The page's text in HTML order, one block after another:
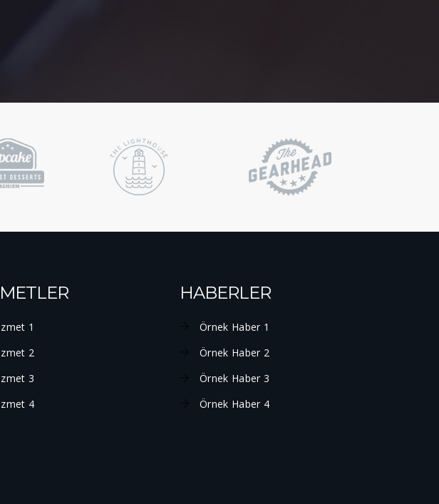
1
2
3
4
HABERLER
Örnek Haber 1
Örnek Haber 2
Örnek Haber 3
Örnek Haber 4